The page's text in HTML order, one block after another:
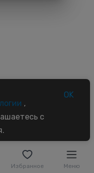
Избранное Меню
,
с
OK